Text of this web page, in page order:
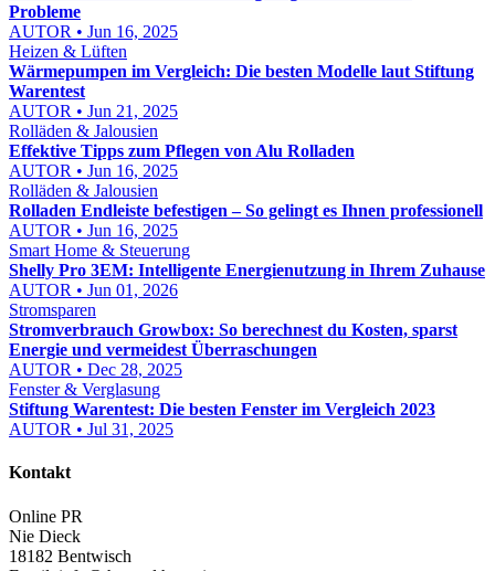
Probleme
AUTOR • Jun 16, 2025
Heizen & Lüften
Wärmepumpen im Vergleich: Die besten Modelle laut Stiftung
Warentest
AUTOR • Jun 21, 2025
Rolläden & Jalousien
Effektive Tipps zum Pflegen von Alu Rolladen
AUTOR • Jun 16, 2025
Rolläden & Jalousien
Rolladen Endleiste befestigen – So gelingt es Ihnen professionell
AUTOR • Jun 16, 2025
Smart Home & Steuerung
Shelly Pro 3EM: Intelligente Energienutzung in Ihrem Zuhause
AUTOR • Jun 01, 2026
Stromsparen
Stromverbrauch Growbox: So berechnest du Kosten, sparst
Energie und vermeidest Überraschungen
AUTOR • Dec 28, 2025
Fenster & Verglasung
Stiftung Warentest: Die besten Fenster im Vergleich 2023
AUTOR • Jul 31, 2025
Kontakt
Online PR
Nie Dieck
18182 Bentwisch